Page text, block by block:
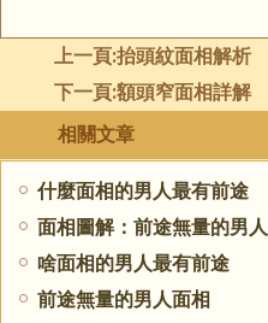
上一頁:抬頭紋面相解析
下一頁:額頭窄面相詳解
相關文章
什麼面相的男人最有前途
面相圖解：前途無量的男人
啥面相的男人最有前途
前途無量的男人面相